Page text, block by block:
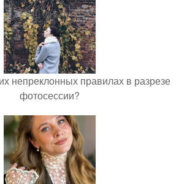
непреклонных правилах в разрезе
фотосессии?